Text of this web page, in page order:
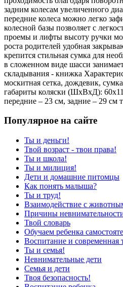
задним колесам увеличенного
передние колеса можно легко
колесной базы позволяет с
проемы и лифты высоту ручки
роста родителей удобная
крепится стильная сумка для
в сложенном виде шасси
складывания - книжка
москитная сетка, дождевик,
габариты коляски (ШxВxД):
передние – 23 см, задние – 29 см
Популярное на сайте
Ты и деньги!
Твой возраст - твои права!
Ты и школа!
Ты и милиция!
Дети и домашние питомцы
Как понять малыша?
Ты и труд!
Взаимодействие с
Причины
Твой словарь
Обучаем ребенка
Воспитание и современная
Ты и семья!
Невнимательные дети
Семья и дети
Твоя безопасность!